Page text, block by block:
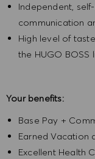
Independent,
communication
High level of
the HUGO BOSS
Your benefits:
Base Pay +
Earned Vacation
Excellent Health